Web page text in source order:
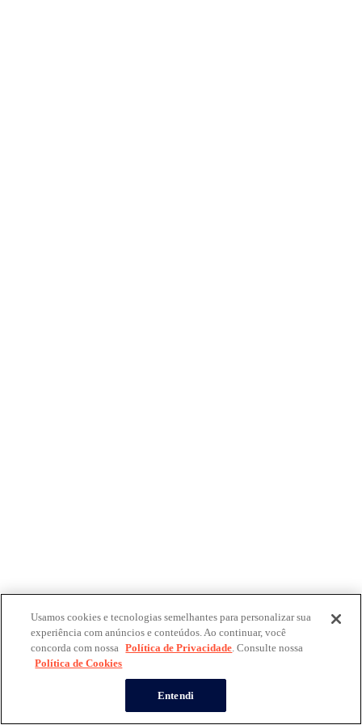
Usamos cookies e tecnologias semelhantes para personalizar sua
experiência com anúncios e conteúdos. Ao continuar, você
concorda com nossa Política de Privacidade. Consulte nossa
Política de Cookies
Entendi